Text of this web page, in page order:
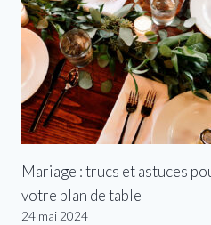
Mariage : trucs et astuces
votre plan de table
24 mai 2024